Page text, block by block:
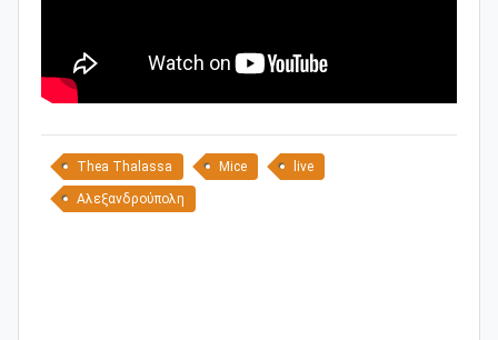
Thea Thalassa Mice live
Αλεξανδρούπολη